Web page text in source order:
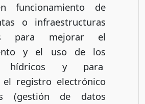
funcionamiento de
o infraestructuras
para mejorar el
y el uso de los
hídricos y para
registro electrónico
(gestión de datos